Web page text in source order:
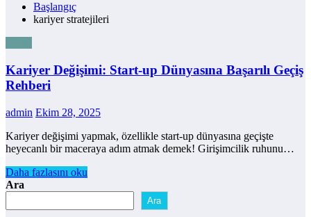
Başlangıç
kariyer stratejileri
Kariyer Değişimi: Start-up Dünyasına Başarılı Geçiş
Rehberi
admin Ekim 28, 2025
Kariyer değişimi yapmak, özellikle start-up dünyasına geçişte
heyecanlı bir maceraya adım atmak demek! Girişimcilik ruhunu…
Daha fazlasını oku
Ara
Ara